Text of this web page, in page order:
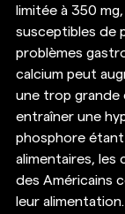
limitée à 350
susceptibles de
problèmes
calcium peut
une trop grande
entraîner une
phosphore étant
alimentaires, les
des Américains
leur alimentation.